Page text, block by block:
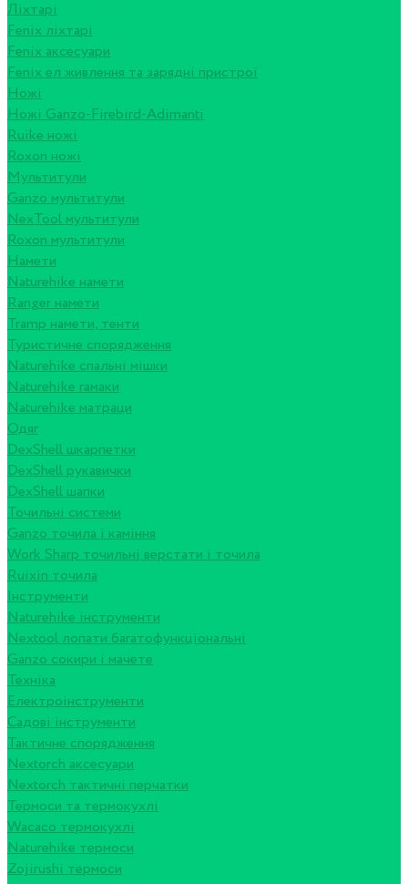
Ліхтарі
Fenix ліхтарі
Fenix аксесуари
Fenix ел живлення та зарядні пристрої
Ножі
Ножі Ganzo-Firebird-Adimanti
Ruike ножі
Roxon ножi
Мультитули
Ganzo мультитули
NexTool мультитули
Roxon мультитули
Намети
Naturehike намети
Ranger намети
Tramp намети, тенти
Туристичне спорядження
Naturehike спальні мішки
Naturehike гамаки
Naturehike матраци
Одяг
DexShell шкарпетки
DexShell рукавички
DexShell шапки
Точильні системи
Ganzo точила і каміння
Work Sharp точильні верстати і точила
Ruixin точила
Інструменти
Naturehike інструменти
Nextool лопати багатофункціональні
Ganzo сокири і мачете
Техніка
Електроінструменти
Садові інструменти
Тактичне спорядження
Nextorch аксесуари
Nextorch тактичні перчатки
Термоси та термокухлі
Wacaco термокухлі
Naturehike термоси
Zojirushi термоси